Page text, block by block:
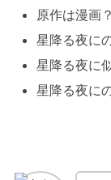
原作は漫画？
星降る夜に
星降る夜に
星降る夜に